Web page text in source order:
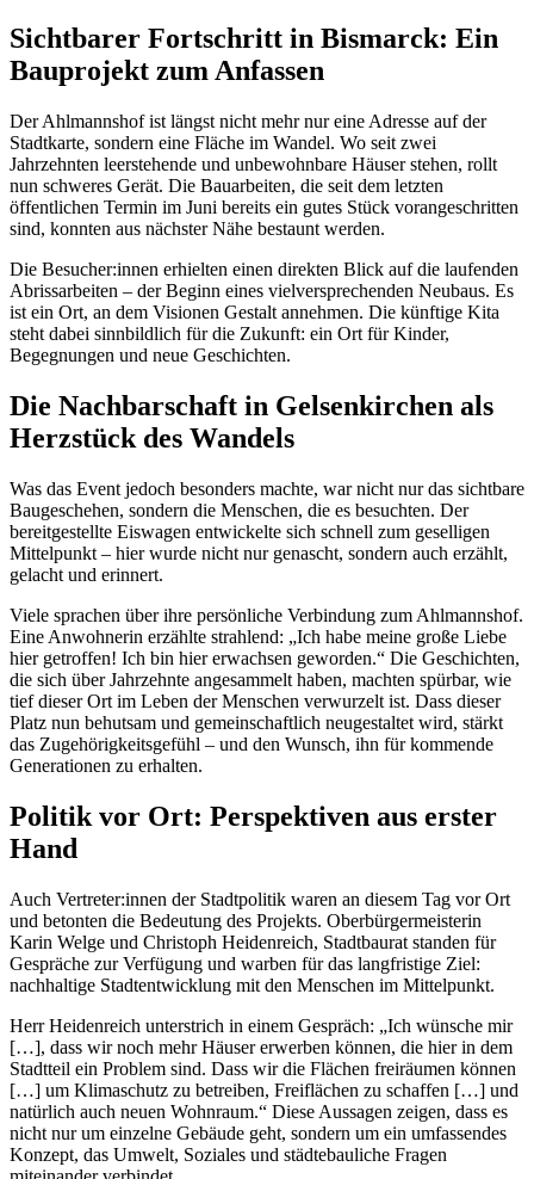
Sichtbarer Fortschritt in Bismarck: Ein
Bauprojekt zum Anfassen
Der Ahlmannshof ist längst nicht mehr nur eine Adresse auf der
Stadtkarte, sondern eine Fläche im Wandel. Wo seit zwei
Jahrzehnten leerstehende und unbewohnbare Häuser stehen, rollt
nun schweres Gerät. Die Bauarbeiten, die seit dem letzten
öffentlichen Termin im Juni bereits ein gutes Stück vorangeschritten
sind, konnten aus nächster Nähe bestaunt werden.
Die Besucher:innen erhielten einen direkten Blick auf die laufenden
Abrissarbeiten – der Beginn eines vielversprechenden Neubaus. Es
ist ein Ort, an dem Visionen Gestalt annehmen. Die künftige Kita
steht dabei sinnbildlich für die Zukunft: ein Ort für Kinder,
Begegnungen und neue Geschichten.
Die Nachbarschaft in Gelsenkirchen als
Herzstück des Wandels
Was das Event jedoch besonders machte, war nicht nur das sichtbare
Baugeschehen, sondern die Menschen, die es besuchten. Der
bereitgestellte Eiswagen entwickelte sich schnell zum geselligen
Mittelpunkt – hier wurde nicht nur genascht, sondern auch erzählt,
gelacht und erinnert.
Viele sprachen über ihre persönliche Verbindung zum Ahlmannshof.
Eine Anwohnerin erzählte strahlend: „Ich habe meine große Liebe
hier getroffen! Ich bin hier erwachsen geworden.“ Die Geschichten,
die sich über Jahrzehnte angesammelt haben, machten spürbar, wie
tief dieser Ort im Leben der Menschen verwurzelt ist. Dass dieser
Platz nun behutsam und gemeinschaftlich neugestaltet wird, stärkt
das Zugehörigkeitsgefühl – und den Wunsch, ihn für kommende
Generationen zu erhalten.
Politik vor Ort: Perspektiven aus erster
Hand
Auch Vertreter:innen der Stadtpolitik waren an diesem Tag vor Ort
und betonten die Bedeutung des Projekts. Oberbürgermeisterin
Karin Welge und Christoph Heidenreich, Stadtbaurat standen für
Gespräche zur Verfügung und warben für das langfristige Ziel:
nachhaltige Stadtentwicklung mit den Menschen im Mittelpunkt.
Herr Heidenreich unterstrich in einem Gespräch: „Ich wünsche mir
[…], dass wir noch mehr Häuser erwerben können, die hier in dem
Stadtteil ein Problem sind. Dass wir die Flächen freiräumen können
[…] um Klimaschutz zu betreiben, Freiflächen zu schaffen […] und
natürlich auch neuen Wohnraum.“ Diese Aussagen zeigen, dass es
nicht nur um einzelne Gebäude geht, sondern um ein umfassendes
Konzept, das Umwelt, Soziales und städtebauliche Fragen